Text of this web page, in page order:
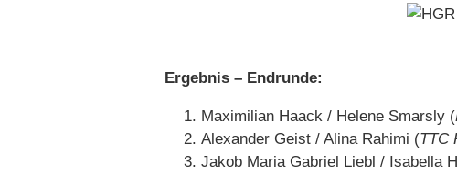
Ergebnis – Endrunde:
Maximilian Haack / Helene Smarsly (
Alexander Geist / Alina Rahimi (TTC
Jakob Maria Gabriel Liebl / Isabella